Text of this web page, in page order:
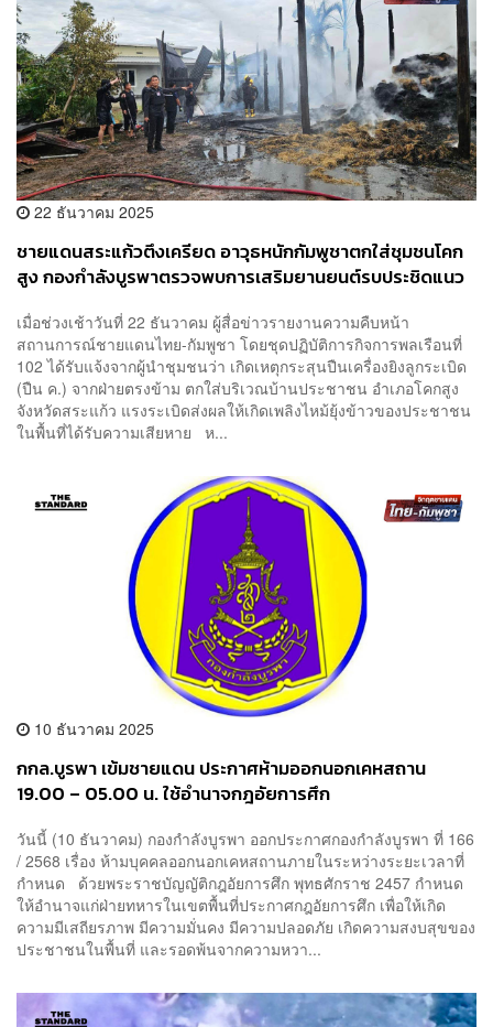
22 ธันวาคม 2025
ชายแดนสระแก้วตึงเครียด อาวุธหนักกัมพูชาตกใส่ชุมชนโคก
สูง กองกำลังบูรพาตรวจพบการเสริมยานยนต์รบประชิดแนว
เมื่อช่วงเช้าวันที่ 22 ธันวาคม ผู้สื่อข่าวรายงานความคืบหน้า
สถานการณ์ชายแดนไทย-กัมพูชา โดยชุดปฏิบัติการกิจการพลเรือนที่
102 ได้รับแจ้งจากผู้นำชุมชนว่า เกิดเหตุกระสุนปืนเครื่องยิงลูกระเบิด
(ปืน ค.) จากฝ่ายตรงข้าม ตกใส่บริเวณบ้านประชาชน อำเภอโคกสูง
จังหวัดสระแก้ว แรงระเบิดส่งผลให้เกิดเพลิงไหม้ยุ้งข้าวของประชาชน
ในพื้นที่ได้รับความเสียหาย ห...
10 ธันวาคม 2025
กกล.บูรพา เข้มชายแดน ประกาศห้ามออกนอกเคหสถาน
19.00 – 05.00 น. ใช้อำนาจกฎอัยการศึก
วันนี้ (10 ธันวาคม) กองกำลังบูรพา ออกประกาศกองกำลังบูรพา ที่ 166
/ 2568 เรื่อง ห้ามบุคคลออกนอกเคหสถานภายในระหว่างระยะเวลาที่
กำหนด ด้วยพระราชบัญญัติกฎอัยการศึก พุทธศักราช 2457 กำหนด
ให้อำนาจแก่ฝ่ายทหารในเขตพื้นที่ประกาศกฎอัยการศึก เพื่อให้เกิด
ความมีเสถียรภาพ มีความมั่นคง มีความปลอดภัย เกิดความสงบสุขของ
ประชาชนในพื้นที่ และรอดพ้นจากความหวา...